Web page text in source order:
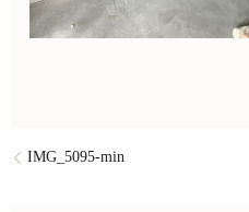
IMG_5095-min